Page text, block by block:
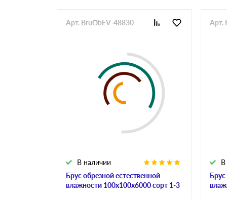
Брус обрезной естественной
влажности 100х100х6000 сорт 1-3
В наличии
Арт. BruObEV-48830
Брус
В
Арт.